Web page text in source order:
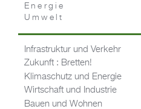
Energie
Umwelt
Infrastruktur und Verkehr
Zukunft : Bretten!
Klimaschutz und Energie
Wirtschaft und Industrie
Bauen und Wohnen